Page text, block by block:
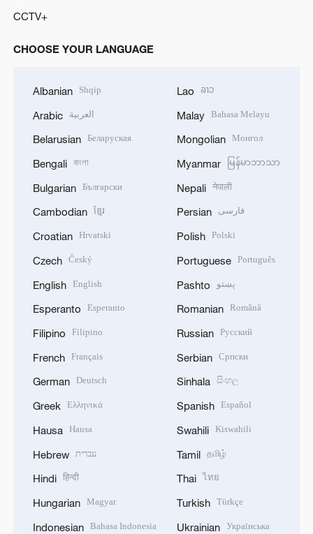
CCTV+
CHOOSE YOUR LANGUAGE
Albanian Shqip
Arabic العربية
Belarusian Беларуская
Bengali বাংলা
Bulgarian Български
Cambodian ខ្មែរ
Croatian Hrvatski
Czech Český
English English
Esperanto Esperanto
Filipino Filipino
French Français
German Deutsch
Greek Ελληνικά
Hausa Hausa
Hebrew עברית
Hindi हिन्दी
Hungarian Magyar
Indonesian Bahasa Indonesia
Lao ລາວ
Malay Bahasa Melayu
Mongolian Монгол
Myanmar မြန်မာဘာသာ
Nepali नेपाली
Persian فارسی
Polish Polski
Portuguese Português
Pashto پښتو
Romanian Română
Russian Русский
Serbian Српски
Sinhala සිංහල
Spanish Español
Swahili Kiswahili
Tamil தமிழ்
Thai ไทย
Turkish Türkçe
Ukrainian Українська